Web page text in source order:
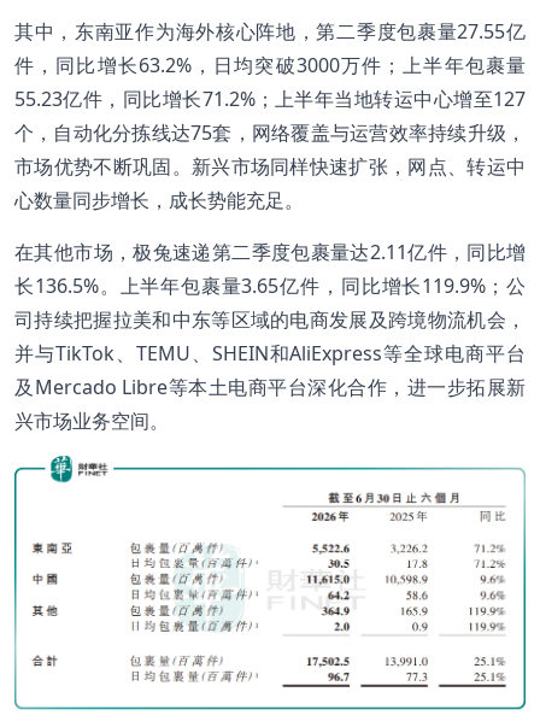
其中，东南亚作为海外核心阵地，第二季度包裹量27.55亿
件，同比增长63.2%，日均突破3000万件；上半年包裹量
55.23亿件，同比增长71.2%；上半年当地转运中心增至127
个，自动化分拣线达75套，网络覆盖与运营效率持续升级，
市场优势不断巩固。新兴市场同样快速扩张，网点、转运中
心数量同步增长，成长势能充足。
在其他市场，极兔速递第二季度包裹量达2.11亿件，同比增
长136.5%。上半年包裹量3.65亿件，同比增长119.9%；公
司持续把握拉美和中东等区域的电商发展及跨境物流机会，
并与TikTok、TEMU、SHEIN和AliExpress等全球电商平台
及Mercado Libre等本土电商平台深化合作，进一步拓展新
兴市场业务空间。